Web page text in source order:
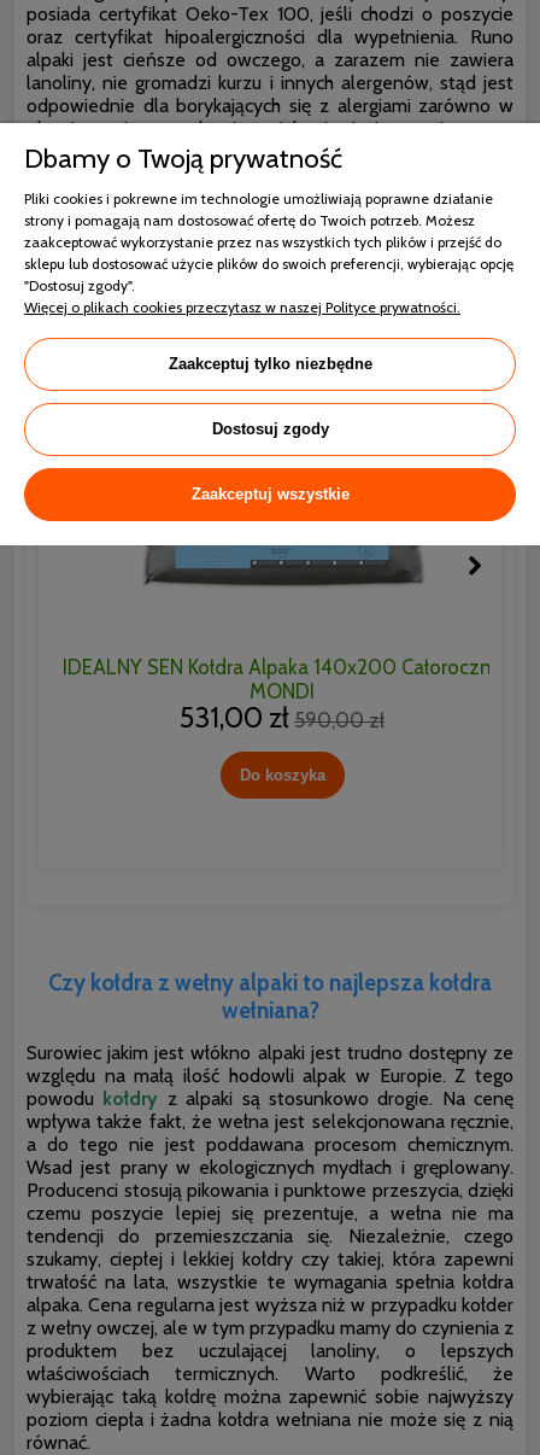
posiada certyfikat Oeko-Tex 100, jeśli chodzi o poszycie
oraz certyfikat hipoalergiczności dla wypełnienia. Runo
alpaki jest cieńsze od owczego, a zarazem nie zawiera
lanoliny, nie gromadzi kurzu i innych alergenów, stąd jest
odpowiednie dla borykających się z alergiami zarówno w
okresie wiosenno-letnim, jak i jesienno-zimowym.
Delikatniejsze, miękkie wypełnienie odporne na
odkształcenia zapewnia wygodę, a jednocześnie wymianę
powietrza, dzięki temu powierzchnia może pozostawać
sucha, nawet latem. Wełna z alpaki to zatem surowiec,
który sprawdza się jako wypełnienie całoroczne.
IDEALNY SEN Kołdra Alpaka 140x200 Całoroczna
MONDI
531,00 zł 590,00 zł
Do koszyka
Czy kołdra z wełny alpaki to najlepsza kołdra
wełniana?
Surowiec jakim jest włókno alpaki jest trudno dostępny ze
względu na małą ilość hodowli alpak w Europie. Z tego
powodu kołdry z alpaki są stosunkowo drogie. Na cenę
wpływa także fakt, że wełna jest selekcjonowana ręcznie,
a do tego nie jest poddawana procesom chemicznym.
Wsad jest prany w ekologicznych mydłach i gręplowany.
Producenci stosują pikowania i punktowe przeszycia, dzięki
czemu poszycie lepiej się prezentuje, a wełna nie ma
tendencji do przemieszczania się. Niezależnie, czego
szukamy, ciepłej i lekkiej kołdry czy takiej, która zapewni
trwałość na lata, wszystkie te wymagania spełnia kołdra
alpaka.Cena regularna jest wyższa niż w przypadku kołder
z wełny owczej, ale w tym przypadku mamy do czynienia z
produktem bez uczulającej lanoliny, o lepszych
właściwościach termicznych. Warto podkreślić, że
wybierając taką kołdrę można zapewnić sobie najwyższy
poziom ciepła i żadna kołdra wełniana nie może się z nią
równać.
Dbamy o Twoją prywatność
Pliki cookies i pokrewne im technologie umożliwiają poprawne działanie
strony i pomagają nam dostosować ofertę do Twoich potrzeb. Możesz
zaakceptować wykorzystanie przez nas wszystkich tych plików i przejść do
sklepu lub dostosować użycie plików do swoich preferencji, wybierając opcję
"Dostosuj zgody".
Więcej o plikach cookies przeczytasz w naszej Polityce prywatności.
Zaakceptuj tylko niezbędne
Dostosuj zgody
Zaakceptuj wszystkie